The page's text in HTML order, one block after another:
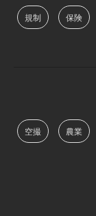
規制 保険
空撮 農業